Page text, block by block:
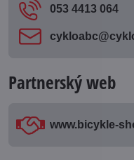
053 4413 064
Partnerský web
www​.bicykle-